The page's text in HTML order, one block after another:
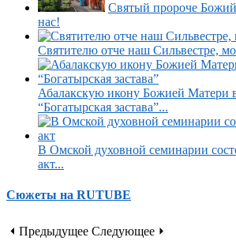
Святый пророче
нас!
Святителю отче наш Сильвестре,
Абалакскую икону Божией Матери
“Богатырская застава”...
В Омской духовной семинарии
акт...
Сюжеты на RUTUBE
⏴ Предыдущее Следующее ⏵